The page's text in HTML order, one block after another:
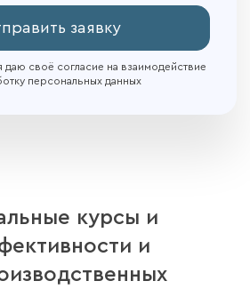
заявку
даю своё согласие на взаимодействие
персональных данных
курсы и
и